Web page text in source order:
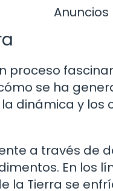
Anuncios
proceso
se ha
dinámica y los
a través de
En los
la Tierra se